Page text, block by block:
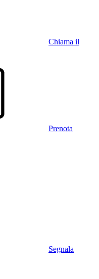
Chiama il
Prenota
Segnala